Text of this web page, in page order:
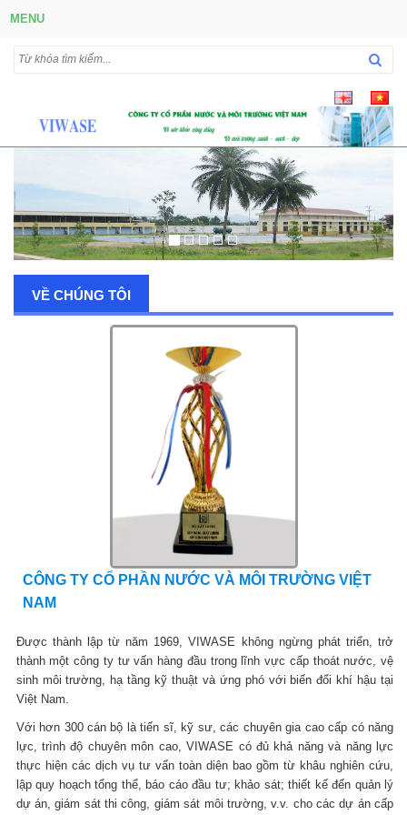
MENU
VỀ CHÚNG TÔI
CÔNG TY CỔ PHẦN NƯỚC VÀ MÔI TRƯỜNG VIỆT
NAM
Được thành lập từ năm 1969, VIWASE không ngừng phát triển, trở
thành một công ty tư vấn hàng đầu trong lĩnh vực cấp thoát nước, vệ
sinh môi trường, hạ tầng kỹ thuật và ứng phó với biến đổi khí hậu tại
Việt Nam.
Với hơn 300 cán bộ là tiến sĩ, kỹ sư, các chuyên gia cao cấp có năng
lực, trình độ chuyên môn cao, VIWASE có đủ khả năng và năng lực
thực hiện các dịch vụ tư vấn toàn diện bao gồm từ khâu nghiên cứu,
lập quy hoạch tổng thể, báo cáo đầu tư; khảo sát; thiết kế đến quản lý
dự án, giám sát thi công, giám sát môi trường, v.v. cho các dự án cấp